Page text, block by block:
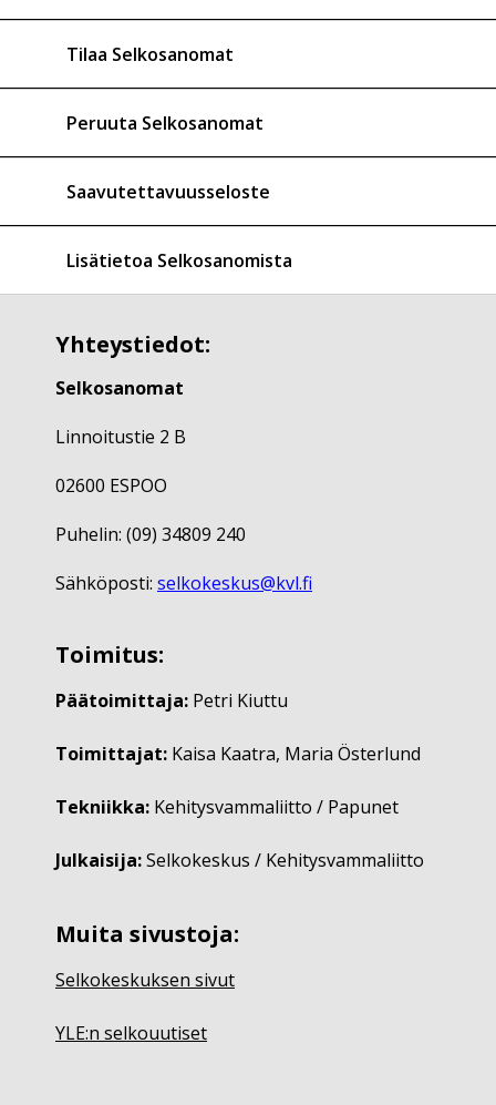
Tilaa Selkosanomat
Peruuta Selkosanomat
Saavutettavuusseloste
Lisätietoa Selkosanomista
Yhteystiedot:
Selkosanomat
Linnoitustie 2 B
02600 ESPOO
Puhelin: (09) 34809 240
Sähköposti: selkokeskus@kvl.fi
Toimitus:
Päätoimittaja: Petri Kiuttu
Toimittajat: Kaisa Kaatra, Maria Österlund
Tekniikka: Kehitysvammaliitto / Papunet
Julkaisija:Selkokeskus / Kehitysvammaliitto
Muita sivustoja:
Selkokeskuksen sivut
YLE:n selkouutiset